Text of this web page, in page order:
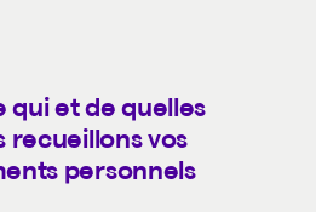
qui et de quelles
recueillons vos
personnels